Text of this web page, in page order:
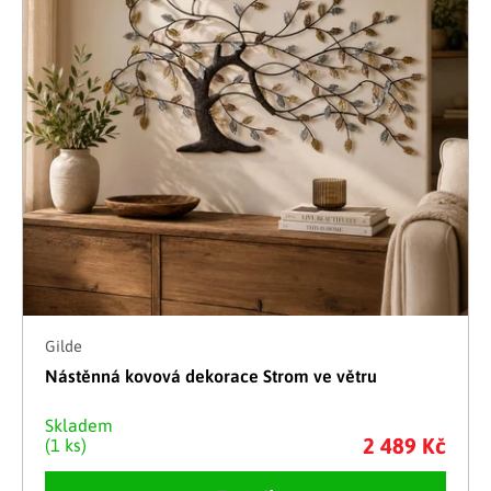
Gilde
Nástěnná kovová dekorace Strom ve větru
Skladem
(1 ks)
2 489 Kč